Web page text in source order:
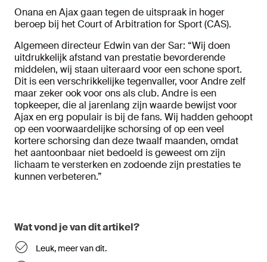
Onana en Ajax gaan tegen de uitspraak in hoger
beroep bij het Court of Arbitration for Sport (CAS).
Algemeen directeur Edwin van der Sar: “Wij doen
uitdrukkelijk afstand van prestatie bevorderende
middelen, wij staan uiteraard voor een schone sport.
Dit is een verschrikkelijke tegenvaller, voor Andre zelf
maar zeker ook voor ons als club. Andre is een
topkeeper, die al jarenlang zijn waarde bewijst voor
Ajax en erg populair is bij de fans. Wij hadden gehoopt
op een voorwaardelijke schorsing of op een veel
kortere schorsing dan deze twaalf maanden, omdat
het aantoonbaar niet bedoeld is geweest om zijn
lichaam te versterken en zodoende zijn prestaties te
kunnen verbeteren.”
Wat vond je van dit artikel?
Leuk, meer van dit.